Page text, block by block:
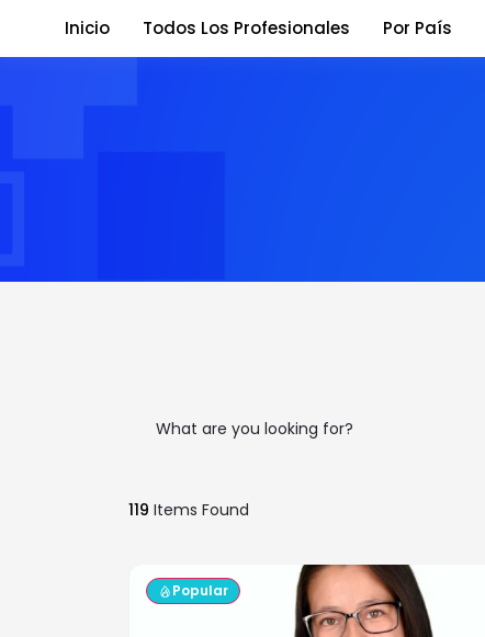
Inicio Todos Los Profesionales Por País
What are you looking for?
119 Items Found
Popular